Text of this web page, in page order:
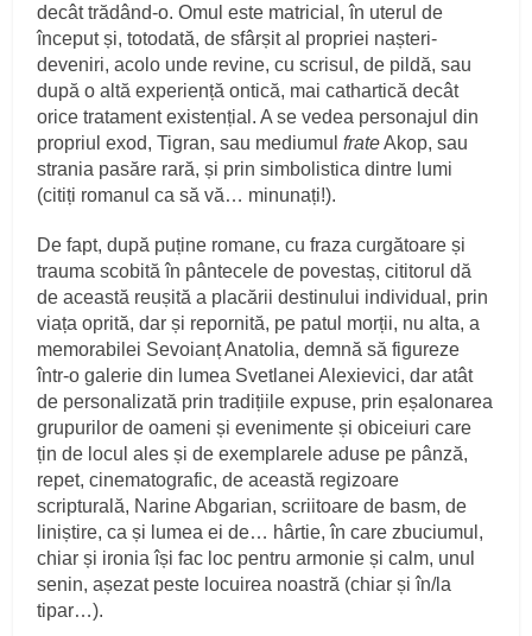
decât trădând-o. Omul este matricial, în uterul de
început și, totodată, de sfârșit al propriei nașteri-
deveniri, acolo unde revine, cu scrisul, de pildă, sau
după o altă experiență ontică, mai cathartică decât
orice tratament existențial. A se vedea personajul din
propriul exod, Tigran, sau mediumulfrateAkop, sau
strania pasăre rară, și prin simbolistica dintre lumi
(citiți romanul ca să vă… minunați!).
De fapt, după puține romane, cu fraza curgătoare și
trauma scobită în pântecele de povestaș, cititorul dă
de această reușită a placării destinului individual, prin
viața oprită, dar și repornită, pe patul morții, nu alta, a
memorabilei Sevoianț Anatolia, demnă să figureze
într-o galerie din lumea Svetlanei Alexievici, dar atât
de personalizată prin tradițiile expuse, prin eșalonarea
grupurilor de oameni și evenimente și obiceiuri care
țin de locul ales și de exemplarele aduse pe pânză,
repet, cinematografic, de această regizoare
scripturală, Narine Abgarian, scriitoare de basm, de
liniștire, ca și lumea ei de… hârtie, în care zbuciumul,
chiar și ironia își fac loc pentru armonie și calm, unul
senin, așezat peste locuirea noastră (chiar și în/la
tipar…).